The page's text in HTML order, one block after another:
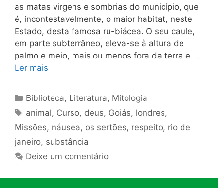
as matas virgens e sombrias do município, que
é, incontestavelmente, o maior habitat, neste
Estado, desta famosa ru-biácea. O seu caule,
em parte subterrâneo, eleva-se à altura de
palmo e meio, mais ou menos fora da terra e …
Ler mais
Categorias
Biblioteca, Literatura, Mitologia
Tags
animal, Curso, deus, Goiás, londres,
Missões, náusea, os sertões, respeito, rio de
janeiro, substância
Deixe um comentário